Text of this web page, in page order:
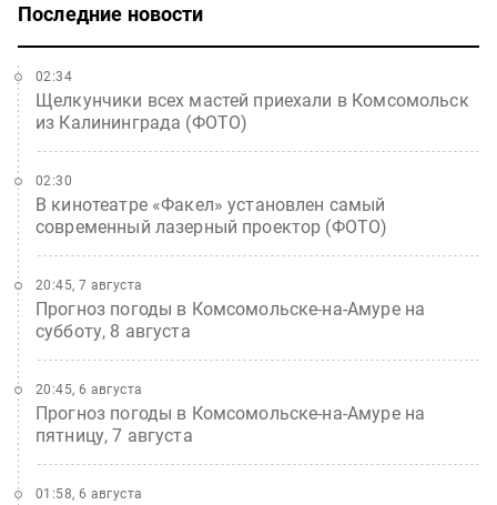
Последние новости
Щелкунчики всех мастей приехали в Комсомольск
из Калининграда (ФОТО)
02:34
В кинотеатре «Факел» установлен самый
современный лазерный проектор (ФОТО)
02:30
Прогноз погоды в Комсомольске-на-Амуре на
субботу, 8 августа
20:45, 7 августа
Прогноз погоды в Комсомольске-на-Амуре на
пятницу, 7 августа
20:45, 6 августа
01:58, 6 августа